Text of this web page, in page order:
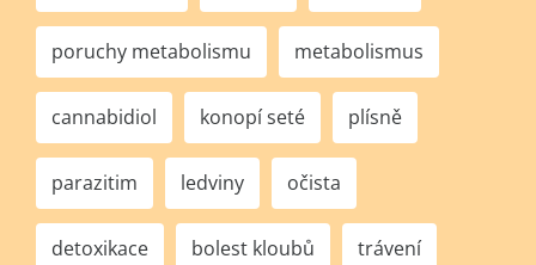
poruchy metabolismu metabolismus
cannabidiol konopí seté plísně
parazitim ledviny očista
detoxikace bolest kloubů trávení